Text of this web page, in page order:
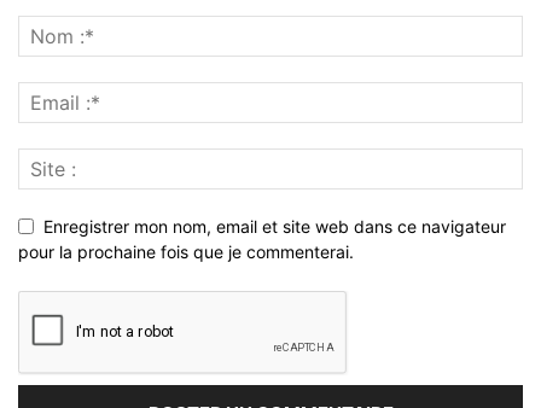
Enregistrer mon nom, email et site web dans ce navigateur
pour la prochaine fois que je commenterai.